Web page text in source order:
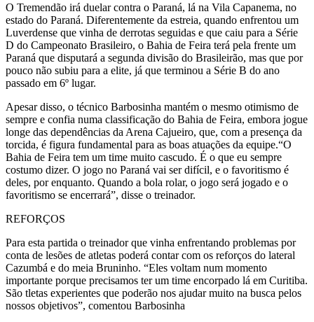
O Tremendão irá duelar contra o Paraná, lá na Vila Capanema, no
estado do Paraná. Diferentemente da estreia, quando enfrentou um
Luverdense que vinha de derrotas seguidas e que caiu para a Série
D do Campeonato Brasileiro, o Bahia de Feira terá pela frente um
Paraná que disputará a segunda divisão do Brasileirão, mas que por
pouco não subiu para a elite, já que terminou a Série B do ano
passado em 6º lugar.
Apesar disso, o técnico Barbosinha mantém o mesmo otimismo de
sempre e confia numa classificação do Bahia de Feira, embora jogue
longe das dependências da Arena Cajueiro, que, com a presença da
torcida, é figura fundamental para as boas atuações da equipe.“O
Bahia de Feira tem um time muito cascudo. É o que eu sempre
costumo dizer. O jogo no Paraná vai ser difícil, e o favoritismo é
deles, por enquanto. Quando a bola rolar, o jogo será jogado e o
favoritismo se encerrará”, disse o treinador.
REFORÇOS
Para esta partida o treinador que vinha enfrentando problemas por
conta de lesões de atletas poderá contar com os reforços do lateral
Cazumbá e do meia Bruninho. “Eles voltam num momento
importante porque precisamos ter um time encorpado lá em Curitiba.
São tletas experientes que poderão nos ajudar muito na busca pelos
nossos objetivos”, comentou Barbosinha